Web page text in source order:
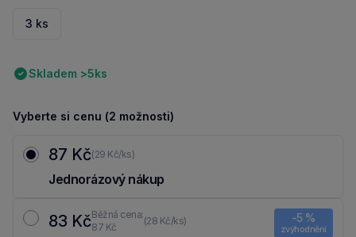
3 ks
Skladem >5ks
Vyberte si cenu (2 možnosti)
87 Kč(29 Kč/ks)
Jednorázový nákup
83 KčBěžná cena:
87 Kč
(28 Kč/ks) -5 %
zvýhodnění